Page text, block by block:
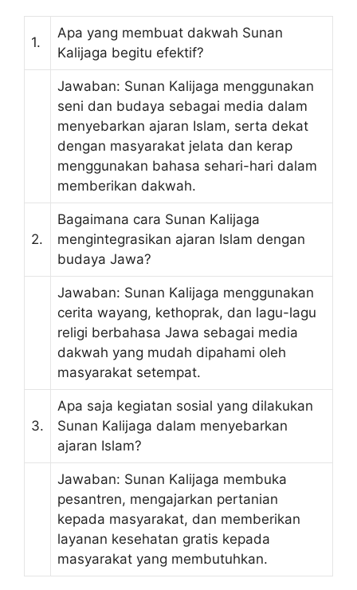
1.
Apa yang membuat dakwah Sunan
Kalijaga begitu efektif?
Jawaban: Sunan Kalijaga menggunakan
seni dan budaya sebagai media dalam
menyebarkan ajaran Islam, serta dekat
dengan masyarakat jelata dan kerap
menggunakan bahasa sehari-hari dalam
memberikan dakwah.
2.
Bagaimana cara Sunan Kalijaga
mengintegrasikan ajaran Islam dengan
budaya Jawa?
Jawaban: Sunan Kalijaga menggunakan
cerita wayang, kethoprak, dan lagu-lagu
religi berbahasa Jawa sebagai media
dakwah yang mudah dipahami oleh
masyarakat setempat.
3.
Apa saja kegiatan sosial yang dilakukan
Sunan Kalijaga dalam menyebarkan
ajaran Islam?
Jawaban: Sunan Kalijaga membuka
pesantren, mengajarkan pertanian
kepada masyarakat, dan memberikan
layanan kesehatan gratis kepada
masyarakat yang membutuhkan.